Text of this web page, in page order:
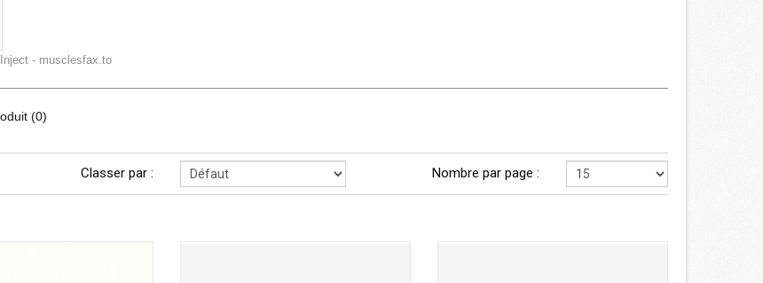
- musclesfax.to
(0)
Classer par : Nombre par page :